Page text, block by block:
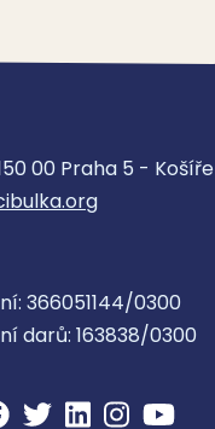
00 Praha 5 - Košíře
366051144/0300
darů: 163838/0300